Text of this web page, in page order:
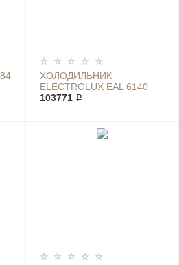
ХОЛОДИЛЬНИК
ELECTROLUX EAL 6140
WOU
103771 ₽